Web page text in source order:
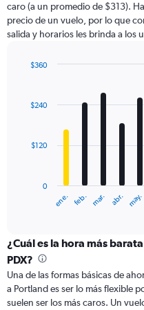
has
1
Y
displaying
caro (a un promedio de $313).
precio de un vuelo, por lo que
salida y horarios les brinda a los
with
12
The
categories.
Range:
12
categories.
The
ene. feb. mar. abr. may.
0
$120
$240
$360
¿Cuál es la hora más
PDX?
Una de las formas básicas de
a Portland es ser lo más flexible
suelen ser los más caros. Un